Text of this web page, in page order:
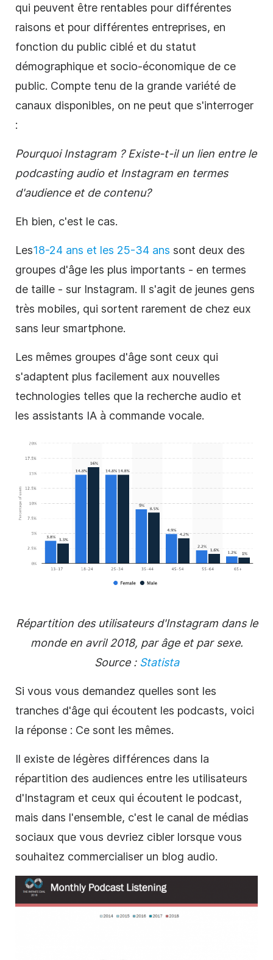
qui peuvent être rentables pour différentes
raisons et pour différentes entreprises, en
fonction du public ciblé et du statut
démographique et socio-économique de ce
public. Compte tenu de la grande variété de
canaux disponibles, on ne peut que s'interroger
:
Pourquoi Instagram ? Existe-t-il un lien entre le
podcasting audio et Instagram en termes
d'audience et de contenu?
Eh bien, c'est le cas.
Les18-24 ans et les 25-34 ans sont deux des
groupes d'âge les plus importants - en termes
de taille - sur Instagram. Il s'agit de jeunes gens
très mobiles, qui sortent rarement de chez eux
sans leur smartphone.
Les mêmes groupes d'âge sont ceux qui
s'adaptent plus facilement aux nouvelles
technologies telles que la recherche audio et
les assistants IA à commande vocale.
Répartition des utilisateurs d'Instagram dans le
monde en avril 2018, par âge et par sexe.
Source : Statista
Si vous vous demandez quelles sont les
tranches d'âge qui écoutent les podcasts, voici
la réponse : Ce sont les mêmes.
Il existe de légères différences dans la
répartition des audiences entre les utilisateurs
d'Instagram et ceux qui écoutent le podcast,
mais dans l'ensemble, c'est le canal de médias
sociaux que vous devriez cibler lorsque vous
souhaitez commercialiser un blog audio.